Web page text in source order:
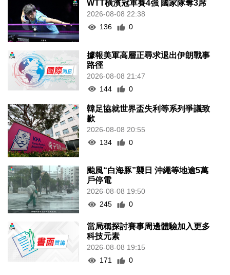
WTT橫濱冠軍賽4強 國家隊奪3席
2026-08-08 22:38
136
0
據報美軍高層正尋求退出伊朗戰事
路徑
2026-08-08 21:47
144
0
韓足協就世界盃失利等系列爭議致
歉
2026-08-08 20:55
134
0
颱風“白海豚”襲日 沖繩等地逾5萬
戶停電
2026-08-08 19:50
245
0
當局稱探討賽事周邊體驗加入更多
科技元素
2026-08-08 19:15
171
0